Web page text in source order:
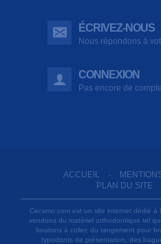
ÉCRIVEZ-NOUS
Nous répondons à
CONNEXION
Pas encore de
ACCUEIL -
PLAN DU SITE
Cecsmo.com est un site internet dédié
vendons du matériel orthodontique tel
boutons à coller, du rangement pour
typodonts de présentation, des